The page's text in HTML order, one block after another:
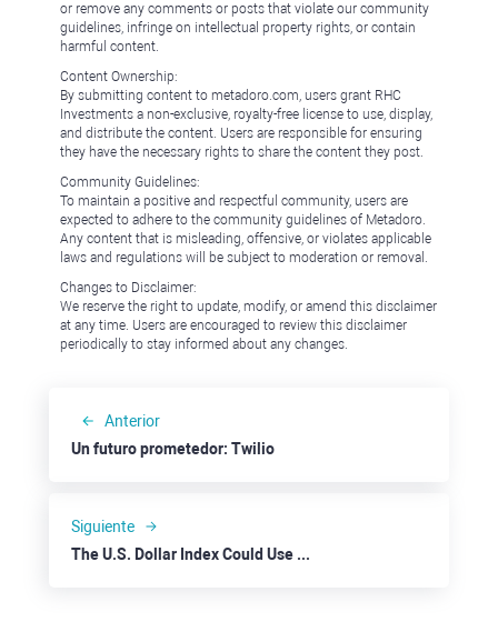
or remove any comments or posts that violate our community
guidelines, infringe on intellectual property rights, or contain
harmful content.
Content Ownership:
By submitting content to metadoro.com, users grant RHC
Investments a non-exclusive, royalty-free license to use, display,
and distribute the content. Users are responsible for ensuring
they have the necessary rights to share the content they post.
Community Guidelines:
To maintain a positive and respectful community, users are
expected to adhere to the community guidelines of Metadoro.
Any content that is misleading, offensive, or violates applicable
laws and regulations will be subject to moderation or removal.
Changes to Disclaimer:
We reserve the right to update, modify, or amend this disclaimer
at any time. Users are encouraged to review this disclaimer
periodically to stay informed about any changes.
Anterior
Un futuro prometedor: Twilio
Siguiente
The U.S. Dollar Index Could Use a Chance to Slide Below 100